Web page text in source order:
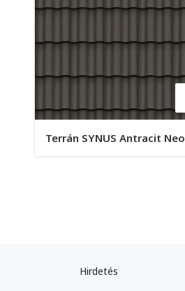
Terrán SYNUS Antracit Neo
Hirdetés